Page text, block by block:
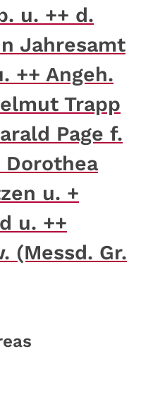
u. ++ d.
Jahresamt
++ Angeh.
Trapp
Page f.
Dorothea
u. +
u. ++
(Messd. Gr.